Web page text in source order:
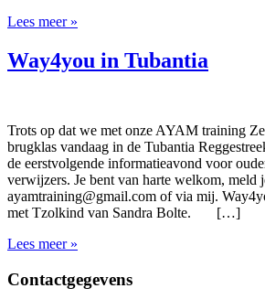
Lees meer »
Way4you in Tubantia
Trots op dat we met onze AYAM training
brugklas vandaag in de Tubantia
de eerstvolgende informatieavond voor
verwijzers. Je bent van harte welkom, meld
ayamtraining@gmail.com of via mij.
met Tzolkind van Sandra Bolte. […]
Lees meer »
Footer
Contactgegevens